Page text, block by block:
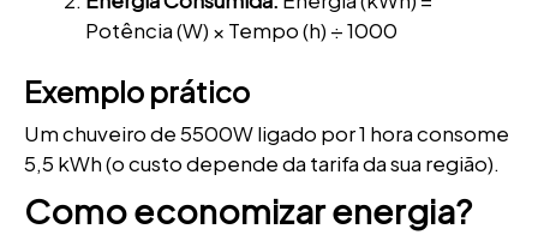
Potência (W) × Tempo (h) ÷ 1000
Exemplo prático
Um chuveiro de 5500W ligado por 1 hora consome
5,5 kWh (o custo depende da tarifa da sua região).
Como economizar energia?